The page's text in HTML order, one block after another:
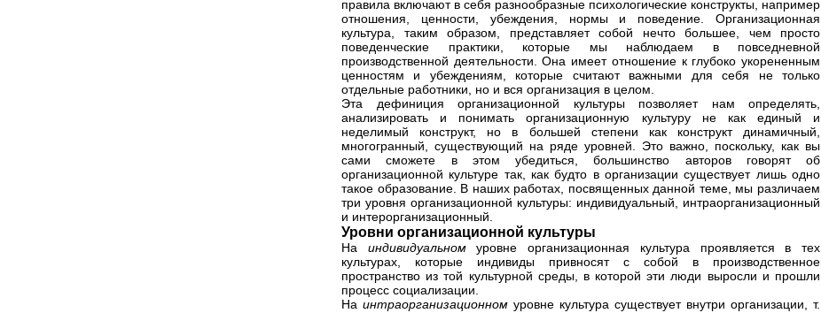
правила включают в себя разнообразные психологические конструкты, например
отношения, ценности, убеждения, нормы и поведение. Организационная
культура, таким образом, представляет собой нечто большее, чем просто
поведенческие практики, которые мы наблюдаем в повседневной
производственной деятельности. Она имеет отношение к глубоко укорененным
ценностям и убеждениям, которые считают важными для себя не только
отдельные работники, но и вся организация в целом.
Эта дефиниция организационной культуры позволяет нам определять,
анализировать и понимать организационную культуру не как единый и
неделимый конструкт, но в большей степени как конструкт динамичный,
многогранный, существующий на ряде уровней. Это важно, поскольку, как вы
сами сможете в этом убедиться, большинство авторов говорят об
организационной культуре так, как будто в организации существует лишь одно
такое образование. В наших работах, посвященных данной теме, мы различаем
три уровня организационной культуры: индивидуальный, интраорганизационный
и интерорганизационный.
Уровни организационной культуры
На индивидуальномуровне организационная культура проявляется в тех
культурах, которые индивиды привносят с собой в производственное
пространство из той культурной среды, в которой эти люди выросли и прошли
процесс социализации.
На интраорганизационном уровне культура существует внутри организации, т.